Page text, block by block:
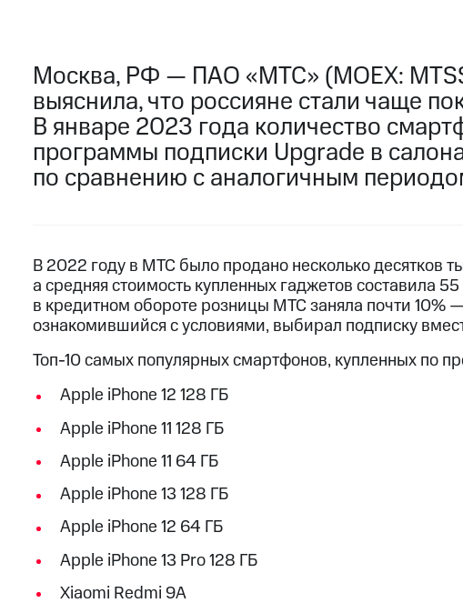
Москва, РФ — ПАО «МТС» (MOEX:
выяснила, что россияне стали чаще
В январе 2023 года количество
программы подписки Upgrade в
по сравнению с аналогичным
В 2022 году в МТС было продано несколько десятков
а средняя стоимость купленных гаджетов составила
в кредитном обороте розницы МТС заняла почти 10%
ознакомившийся с условиями, выбирал подписку
Топ-10 самых популярных смартфонов, купленных по
Apple iPhone 12 128 ГБ
Apple iPhone 11 128 ГБ
Apple iPhone 11 64 ГБ
Apple iPhone 13 128 ГБ
Apple iPhone 12 64 ГБ
Apple iPhone 13 Pro 128 ГБ
Xiaomi Redmi 9A